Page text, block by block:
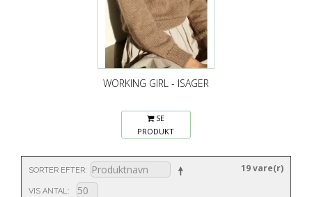
WORKING GIRL - ISAGER
SE
PRODUKT
SORTER EFTER
VIS ANTAL
19 vare(r)